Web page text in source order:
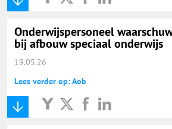
Onderwijspersoneel
bij afbouw speciaal onderwijs
19.05.26
Lees verder op: Aob